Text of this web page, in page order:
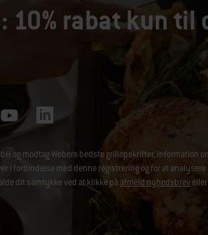
rabat kun til
og modtag Webers bedste grillopskrifter, information
i forbindelse med denne registrering og for at analysere
dit samtykke ved at klikke påafmeld nyhedsbreveller